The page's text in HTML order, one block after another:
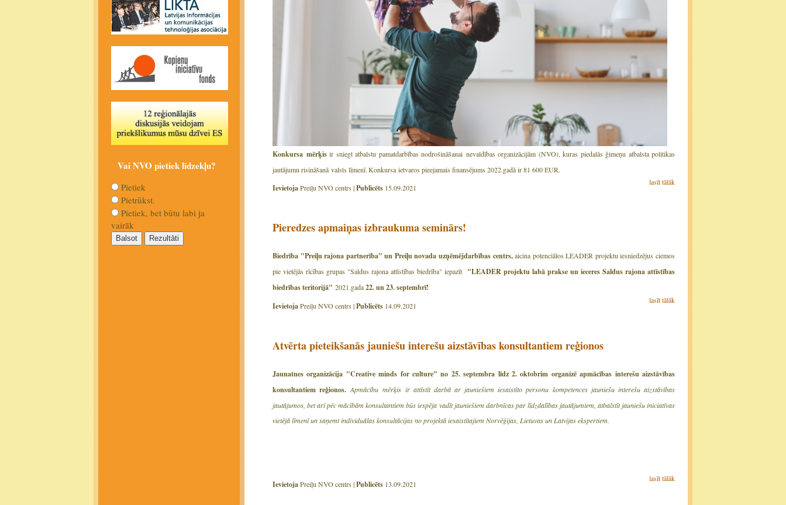
Konkursa mērķisir sniegt atbalstu pamatdarbības nodrošināšanai nevaldības organizācijām (NVO), kuras piedalās ģimeņu atbalsta politikas
jautājumu risināšanā valsts līmenī. Konkursa ietvaros pieejamais finansējums 2022.gadā ir 81 600 EUR.
lasīt tālāk
IevietojaPreiļu NVO centrs |Publicēts 15.09.2021
Pieredzes apmaiņas izbraukuma seminārs!
Biedrība "Preiļu rajona partnerība" un Preiļu novada uzņēmējdarbības centrs,aicina potenciālos LEADER projektu iesniedzējus ciemos
pie vietējās rīcības grupas "Saldus rajona attīstības biedrība" iepazīt "LEADER projektu labā prakse un ieceres Saldus rajona attīstības
biedrības teritorijā" 2021.gada22. un 23. septembrī!
lasīt tālāk
IevietojaPreiļu NVO centrs |Publicēts 14.09.2021
Atvērta pieteikšanās jauniešu interešu aizstāvības konsultantiem reģionos
Jaunatnes organizācija "Creative minds for culture" no 25. septembra līdz 2. oktobrim organizē apmācības interešu aizstāvības
konsultantiem reģionos. Apmācību mērķis ir attīstīt darbā ar jauniešiem iesaistīto personu kompetences jauniešu interešu aizstāvības
jautājumos, bet arī pēc mācībām konsultantiem būs iespēja vadīt jauniešiem darbnīcas par līdzdalības jautājumiem, atbalstīt jauniešu iniciatīvas
vietējā līmenī un saņemt individuālas konsultācijas no projektā iesaistītajiem Norvēģijas, Lietuvas un Latvijas ekspertiem.
lasīt tālāk
IevietojaPreiļu NVO centrs |Publicēts 13.09.2021
Vai NVO pietiek līdzekļu?
Pietiek
Pietrūkst.
Pietiek, bet būtu labi ja
vairāk